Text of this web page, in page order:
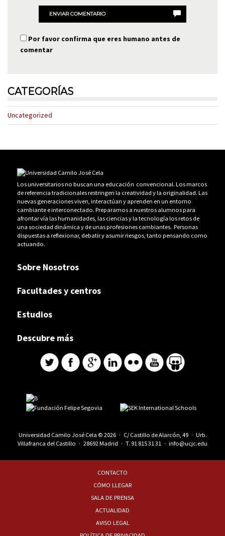
ENVIAR COMENTARIO
Por favor confirma que eres humano antes de
comentar
CATEGORÍAS
Uncategorized
Los universitarios no buscan una educación convencional. Los marcos
de referencia tradicionales restringen la creatividad y la originalidad. Las
nuevas generaciones viven, interactúan y aprenden en un entorno
cambiante e interconectado. Preparamos a nuestros alumnos para
afrontar vía las humanidades, las ciencias y la tecnología los retos de
una sociedad dinámica y de unas profesiones cambiantes. Personas
dispuestas a reflexionar, debatir y asumir riesgos, tanto pensando como
actuando.
Sobre Nosotros
Facultades y centros
Estudios
Descubre más
Universidad Camilo José Cela © 2026 · C/ Castillo de Alarcón, 49 · Urb.
Villafranca del Castillo · 28692 Madrid · T. 91 815 31 31 · info@ucjc.edu
CONTACTO
CÓMO LLEGAR
SALA DE PRENSA
ACTUALIDAD
AVISO LEGAL